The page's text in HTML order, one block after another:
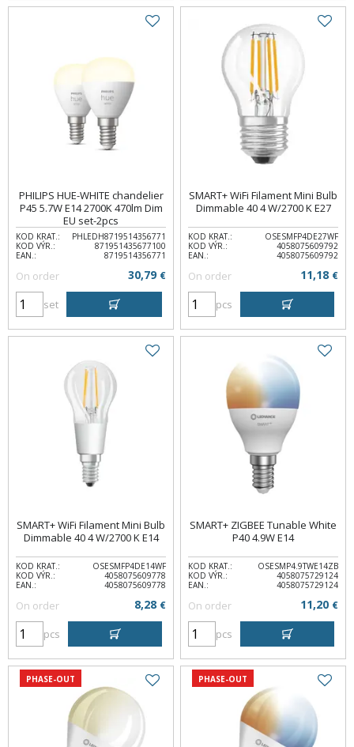
PHILIPS HUE-WHITE chandelier
P45 5.7W E14 2700K 470lm Dim
EU set-2pcs
KOD KRAT.:
PHLEDH8719514356771
KOD VÝR.:
871951435677100
EAN.:
8719514356771
On order 30,79 €
set
SMART+ WiFi Filament Mini Bulb
Dimmable 40 4 W/2700 K E27
KOD KRAT.:
OSESMFP4DE27WF
KOD VÝR.:
4058075609792
EAN.:
4058075609792
On order 11,18 €
pcs
SMART+ WiFi Filament Mini Bulb
Dimmable 40 4 W/2700 K E14
KOD KRAT.:
OSESMFP4DE14WF
KOD VÝR.:
4058075609778
EAN.:
4058075609778
On order 8,28 €
pcs
SMART+ ZIGBEE Tunable White
P40 4.9W E14
KOD KRAT.:
OSESMP4.9TWE14ZB
KOD VÝR.:
4058075729124
EAN.:
4058075729124
On order 11,20 €
pcs
PHASE-OUT PHASE-OUT